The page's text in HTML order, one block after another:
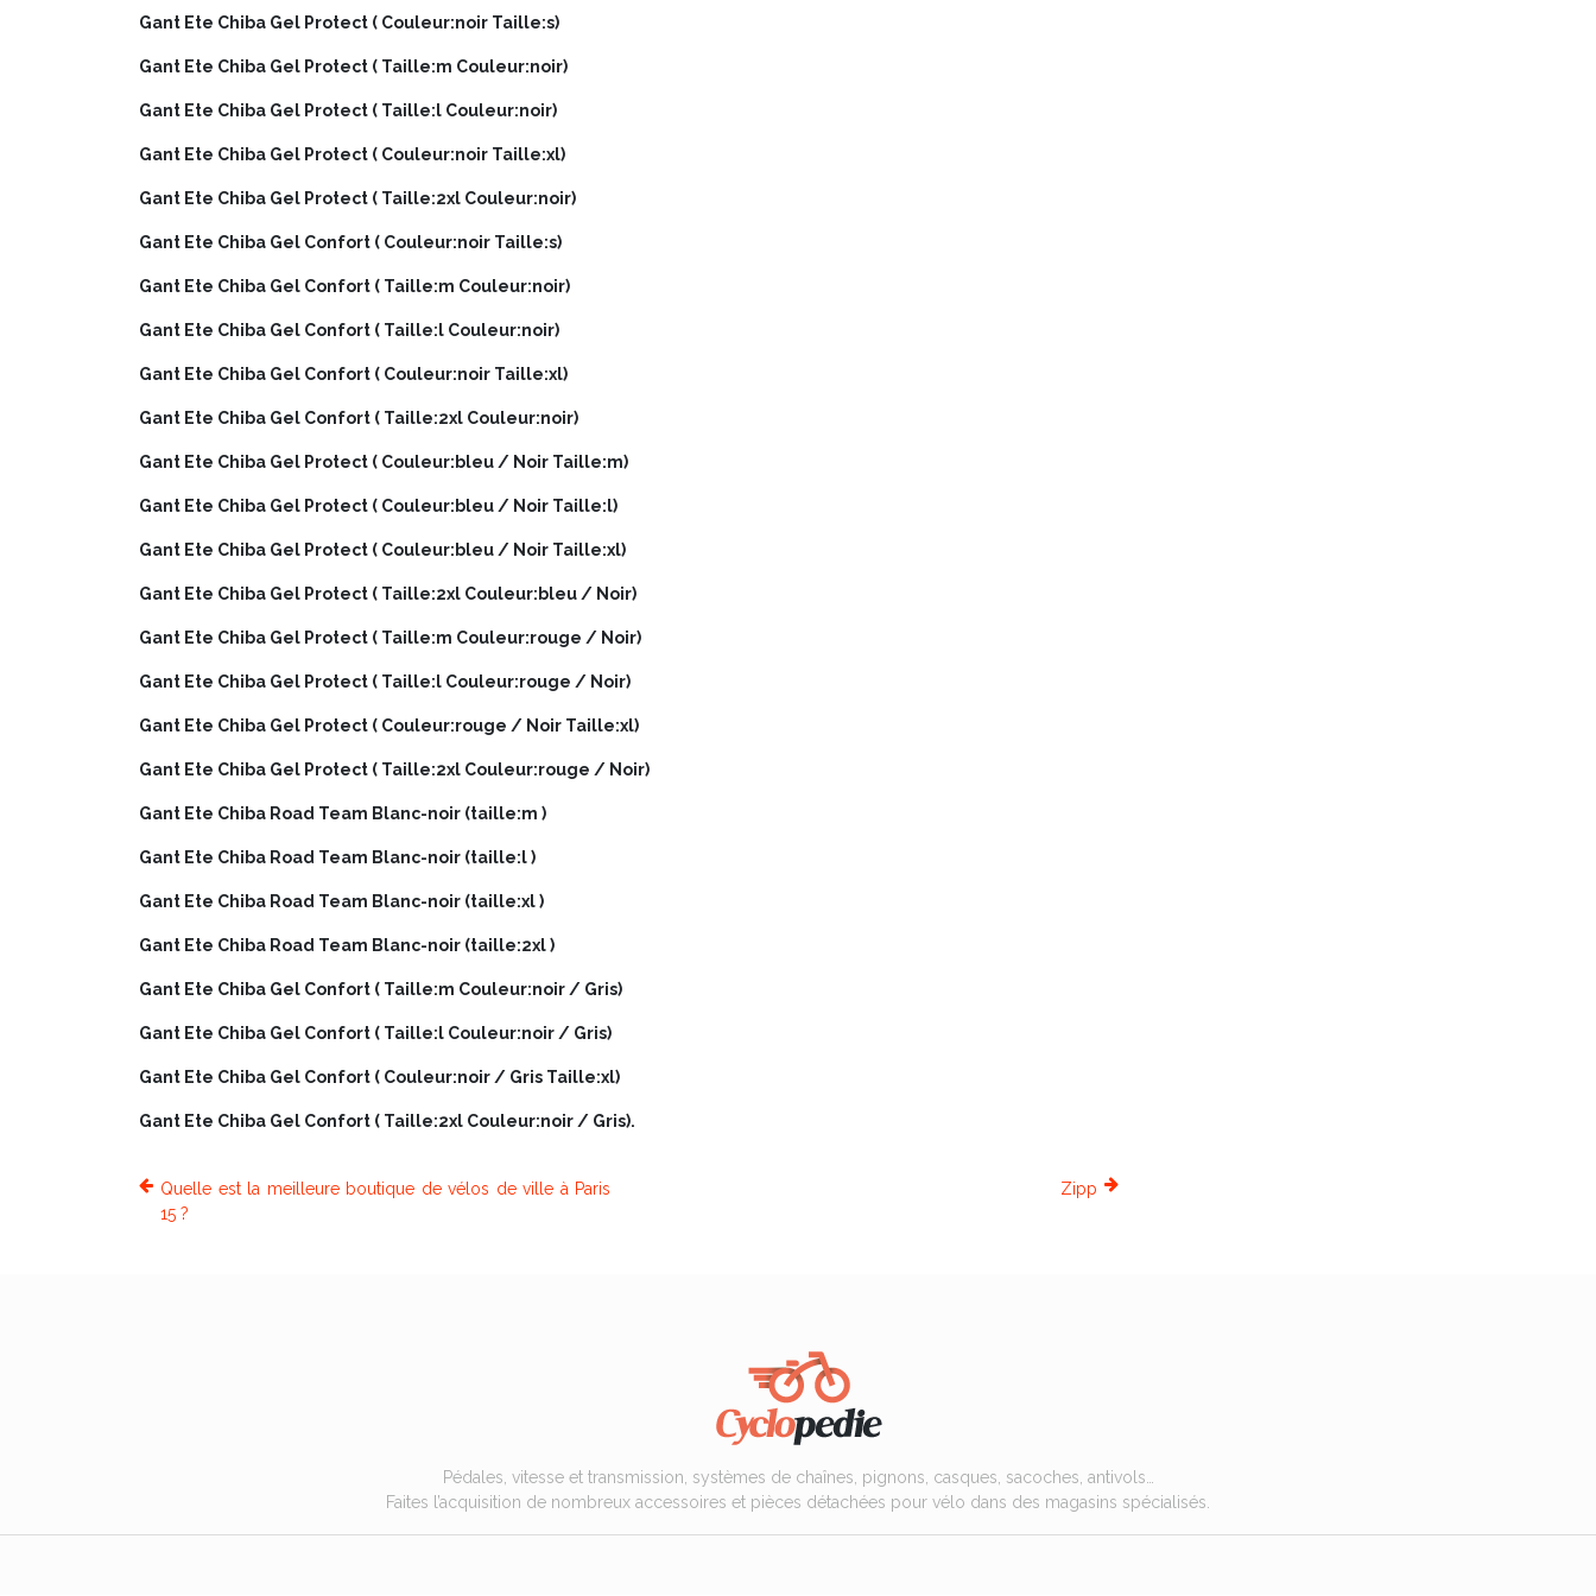
Gant Ete Chiba Gel Protect ( Couleur:noir Taille:s)
Gant Ete Chiba Gel Protect ( Taille:m Couleur:noir)
Gant Ete Chiba Gel Protect ( Taille:l Couleur:noir)
Gant Ete Chiba Gel Protect ( Couleur:noir Taille:xl)
Gant Ete Chiba Gel Protect ( Taille:2xl Couleur:noir)
Gant Ete Chiba Gel Confort ( Couleur:noir Taille:s)
Gant Ete Chiba Gel Confort ( Taille:m Couleur:noir)
Gant Ete Chiba Gel Confort ( Taille:l Couleur:noir)
Gant Ete Chiba Gel Confort ( Couleur:noir Taille:xl)
Gant Ete Chiba Gel Confort ( Taille:2xl Couleur:noir)
Gant Ete Chiba Gel Protect ( Couleur:bleu / Noir Taille:m)
Gant Ete Chiba Gel Protect ( Couleur:bleu / Noir Taille:l)
Gant Ete Chiba Gel Protect ( Couleur:bleu / Noir Taille:xl)
Gant Ete Chiba Gel Protect ( Taille:2xl Couleur:bleu / Noir)
Gant Ete Chiba Gel Protect ( Taille:m Couleur:rouge / Noir)
Gant Ete Chiba Gel Protect ( Taille:l Couleur:rouge / Noir)
Gant Ete Chiba Gel Protect ( Couleur:rouge / Noir Taille:xl)
Gant Ete Chiba Gel Protect ( Taille:2xl Couleur:rouge / Noir)
Gant Ete Chiba Road Team Blanc-noir (taille:m )
Gant Ete Chiba Road Team Blanc-noir (taille:l )
Gant Ete Chiba Road Team Blanc-noir (taille:xl )
Gant Ete Chiba Road Team Blanc-noir (taille:2xl )
Gant Ete Chiba Gel Confort ( Taille:m Couleur:noir / Gris)
Gant Ete Chiba Gel Confort ( Taille:l Couleur:noir / Gris)
Gant Ete Chiba Gel Confort ( Couleur:noir / Gris Taille:xl)
Gant Ete Chiba Gel Confort ( Taille:2xl Couleur:noir / Gris).
Quelle est la meilleure boutique de vélos de ville à Paris
15 ?
Zipp
Pédales, vitesse et transmission, systèmes de chaînes, pignons, casques, sacoches, antivols…
Faites l’acquisition de nombreux accessoires et pièces détachées pour vélo dans des magasins spécialisés.